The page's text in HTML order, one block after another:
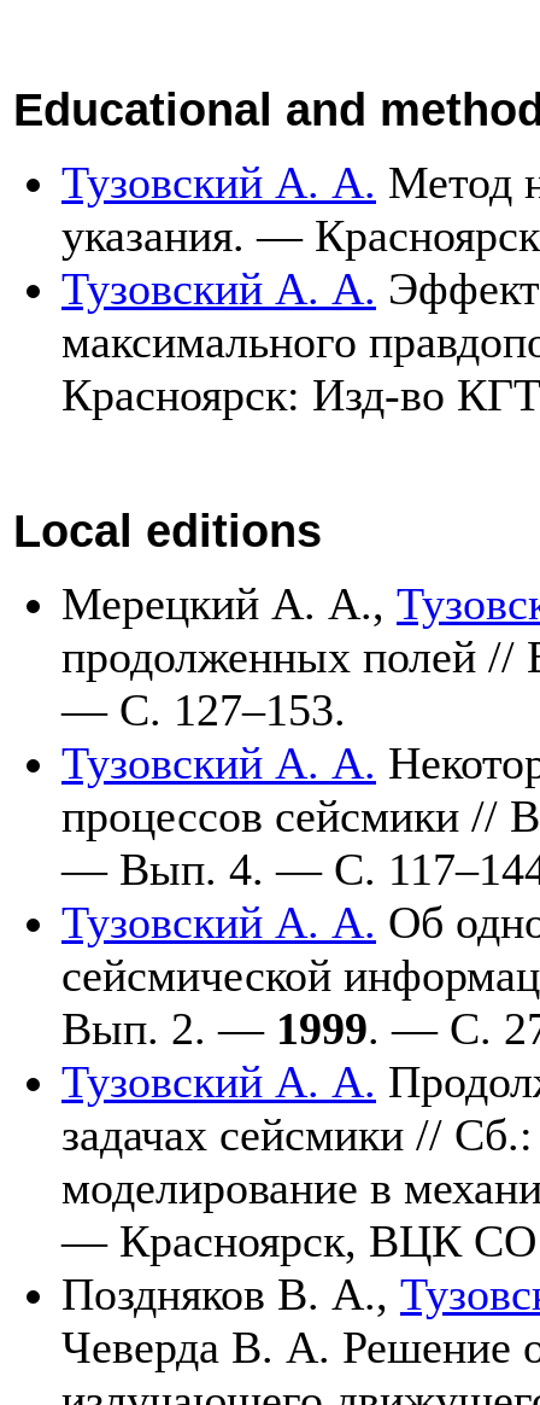
Educational and
Тузовский А. А. Метод
указания. —
Тузовский А. А.
максимального
Красноярск: Изд-во
Local editions
Мерецкий А. А.,
продолженных полей
— С. 127–153.
Тузовский А. А.
процессов сейсмики
— Вып. 4. — С. 1
Тузовский А. А. Об
сейсмической
Вып. 2. — 1999. — С. 2
Тузовский А. А.
задачах сейсмики //
моделирование в
— Красноярск, ВЦК
Поздняков В. А.,
Чеверда В. А. Решение